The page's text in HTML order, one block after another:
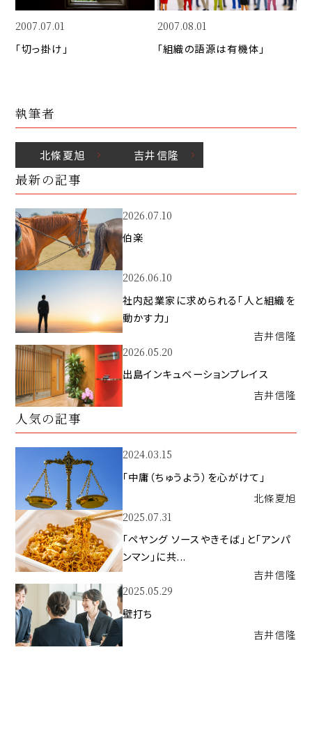
2007.07.01
「切っ掛け」
2007.08.01
「組織の語源は有機体」
執筆者
北條夏旭 吉井信隆
最新の記事
2026.07.10
伯楽
2026.06.10
社内起業家に求められる「人と組織を
動かす力」
吉井信隆
2026.05.20
出島インキュベーションプレイス
吉井信隆
人気の記事
2024.03.15
「中庸（ちゅうよう）を心がけて」
北條夏旭
2025.07.31
「ペヤング ソースやきそば」と「アンパ
ンマン」に共...
吉井信隆
2025.05.29
壁打ち
吉井信隆